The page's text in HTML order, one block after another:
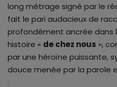
long métrage signé par le
fait le pari audacieux de
profondément ancrée dans
histoire « de chez nous »,
par une héroïne puissante,
douce menée par la parole